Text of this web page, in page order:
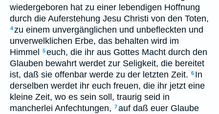
wiedergeboren hat zu einer lebendigen Hoffnung
durch die Auferstehung Jesu Christi von den Toten,
4zu einem unvergänglichen und unbefleckten und
unverwelklichen Erbe, das behalten wird im
Himmel
5euch, die ihr aus Gottes Macht durch den
Glauben bewahrt werdet zur Seligkeit, die bereitet
ist, daß sie offenbar werde zu der letzten Zeit. 6 In
derselben werdet ihr euch freuen, die ihr jetzt eine
kleine Zeit, wo es sein soll, traurig seid in
mancherlei Anfechtungen, 7auf daß euer Glaube